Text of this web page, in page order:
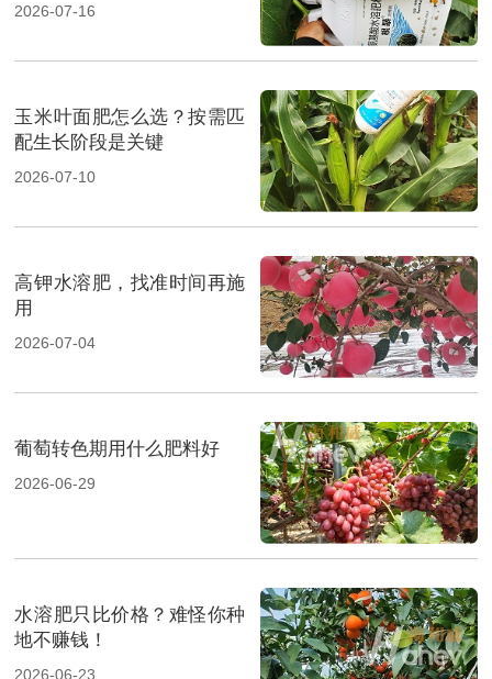
2026-07-16
玉米叶面肥怎么选？按需匹
配生长阶段是关键
2026-07-10
高钾水溶肥，找准时间再施
用
2026-07-04
葡萄转色期用什么肥料好
2026-06-29
水溶肥只比价格？难怪你种
地不赚钱！
2026-06-23